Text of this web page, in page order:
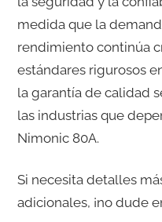
medida que la
rendimiento continúa
estándares rigurosos
la garantía de calidad
las industrias que
Nimonic 80A.
Si necesita detalles
adicionales, ¡no dude